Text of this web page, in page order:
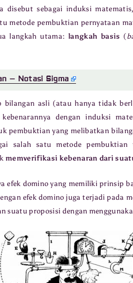
disebut sebagai induksi
metode pembuktian pernyataan
langkah utama:langkah basis (
– Notasi Sigma
bilangan asli (atau hanya tidak
dengan induksi
pembuktian yang melibatkan
salah satu metode
memverifikasi kebenaran dari
efek domino yang memiliki prinsip
efek domino juga terjadi pada
suatu proposisi dengan